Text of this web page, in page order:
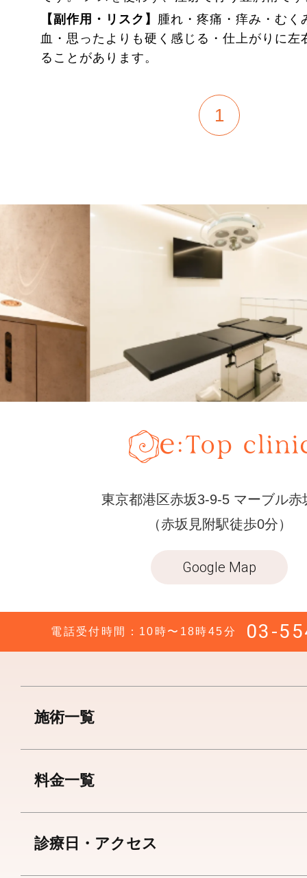
ー 目頭切開
ー ハム目修正
埋没法（糸による二重術）
ー リップリフト(人中短縮)
ー ボディ脂肪吸引
ー ハイフ
ボトックス
婦人科
膣ヒアルロン酸
ー 陰核包茎
【副作用・リスク】 腫れ・疼痛・痒み・むく
血・思ったよりも硬く感じる・仕上がりに左
ることがあります。
1
東京都港区赤坂3-9-5 マーブル赤
（赤坂見附駅徒歩0分）
Google Map
電話受付時間：10時〜18時45分 03-
施術一覧
料金一覧
診療日・アクセス